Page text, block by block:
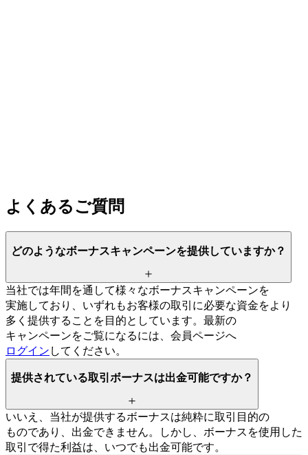
よく あるご質問
どのようなボーナスキャンペーンを提供していますか？
当社では年間を通して様々なボーナスキャンペーンを
実施しており、 いずれもお客様の取引に必要な資金をより
多く 提供する ことを目的と しています。 最新の
キャンペーンをご覧になるには、 会員ページへ
ログイン してください。
提供されている取引ボーナスは出金可能ですか？
いいえ、 当社が提供するボーナスは純粋に取引目的の
ものであり、 出金できません。 しかし、 ボーナスを使用した
取引で得た利益は、 いつでも出金可能です。